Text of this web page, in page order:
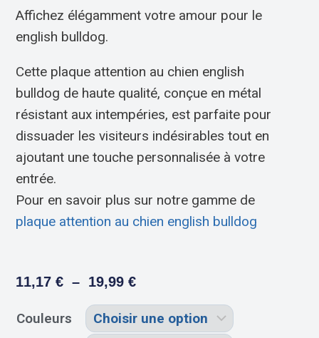
Affichez élégamment votre amour pour le
english bulldog.
Cette plaque attention au chien english
bulldog de haute qualité, conçue en métal
résistant aux intempéries, est parfaite pour
dissuader les visiteurs indésirables tout en
ajoutant une touche personnalisée à votre
entrée.
Pour en savoir plus sur notre gamme de
plaque attention au chien english bulldog
11,17€ – 19,99€
Couleurs